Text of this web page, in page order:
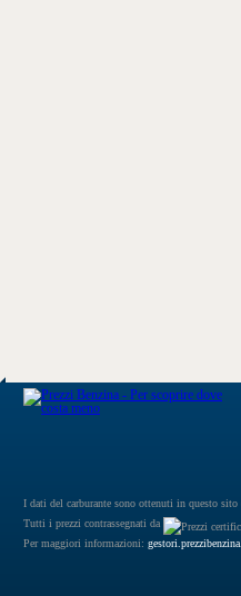
I dati del carburante sono ottenuti in questo
Tutti i prezzi contrassegnati da
Per maggiori informazioni: